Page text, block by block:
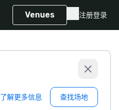
Venues 注册登录
了解更多信息 查找场地